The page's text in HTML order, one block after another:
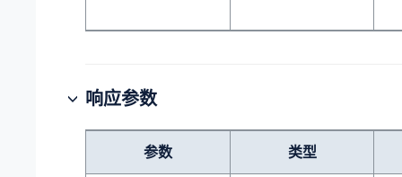
响应参数
参数 类型